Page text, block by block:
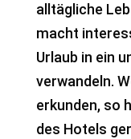
alltägliche
macht
Urlaub in ein
verwandeln.
erkunden, so
des Hotels